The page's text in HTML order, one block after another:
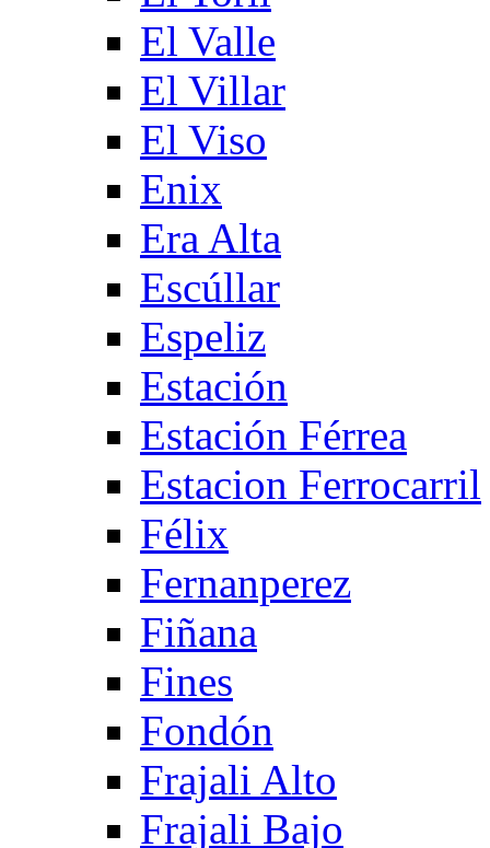
El Valle
El Villar
El Viso
Enix
Era Alta
Escúllar
Espeliz
Estación
Estación Férrea
Estacion Ferrocarril
Félix
Fernanperez
Fiñana
Fines
Fondón
Frajali Alto
Frajali Bajo